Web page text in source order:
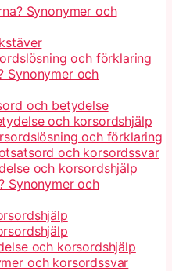
Synonymer och
och förklaring
Synonymer och
och betydelse
och korsordshjälp
och förklaring
och korsordssvar
och korsordshjälp
Synonymer och
och korsordshjälp
och korsordssvar